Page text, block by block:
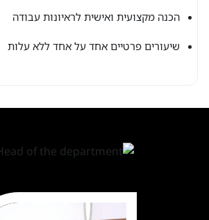
הכנה מקצועית ואישית לראיונות עבודה
שיעורים פרטיים אחד על אחד ללא עלות